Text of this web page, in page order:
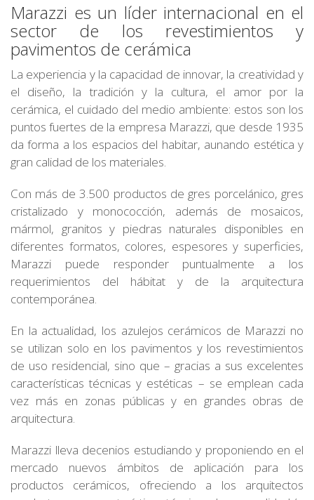
Marazzi es un líder internacional en el
sector de los revestimientos y
pavimentos de cerámica
La experiencia y la capacidad de innovar, la creatividad y
el diseño, la tradición y la cultura, el amor por la
cerámica, el cuidado del medio ambiente: estos son los
puntos fuertes de la empresa Marazzi, que desde 1935
da forma a los espacios del habitar, aunando estética y
gran calidad de los materiales.
Con más de 3.500 productos de gres porcelánico, gres
cristalizado y monococción, además de mosaicos,
mármol, granitos y piedras naturales disponibles en
diferentes formatos, colores, espesores y superficies,
Marazzi puede responder puntualmente a los
requerimientos del hábitat y de la arquitectura
contemporánea.
En la actualidad, los azulejos cerámicos de Marazzi no
se utilizan solo en los pavimentos y los revestimientos
de uso residencial, sino que – gracias a sus excelentes
características técnicas y estéticas – se emplean cada
vez más en zonas públicas y en grandes obras de
arquitectura.
Marazzi lleva decenios estudiando y proponiendo en el
mercado nuevos ámbitos de aplicación para los
productos cerámicos, ofreciendo a los arquitectos